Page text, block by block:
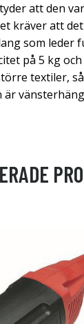
att den
kräver att
som leder
på 5 kg
textiler,
är